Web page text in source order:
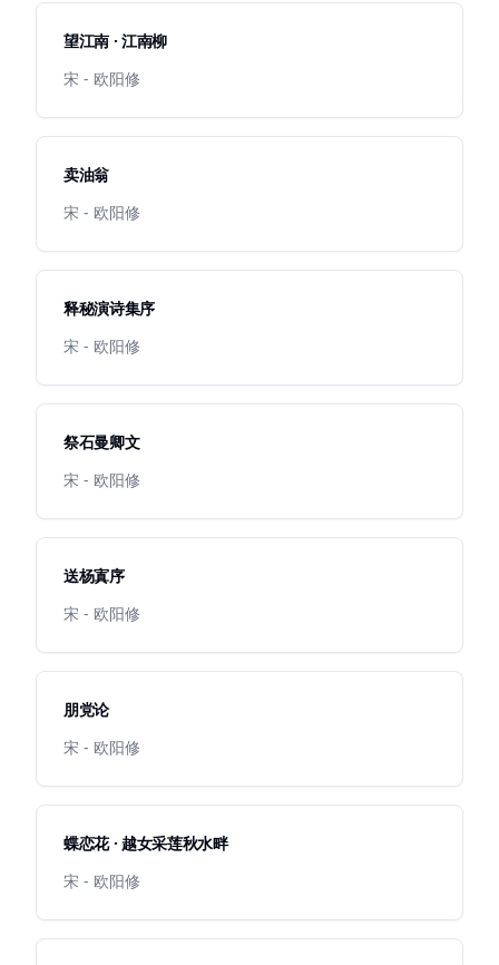
望江南 · 江南柳
宋 - 欧阳修
卖油翁
宋 - 欧阳修
释秘演诗集序
宋 - 欧阳修
祭石曼卿文
宋 - 欧阳修
送杨寘序
宋 - 欧阳修
朋党论
宋 - 欧阳修
蝶恋花 · 越女采莲秋水畔
宋 - 欧阳修